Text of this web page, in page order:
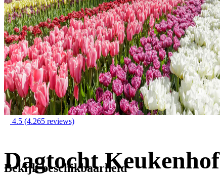
4.5 (4.265 reviews)
Dagtocht Keukenhof
Bekijk beschikbaarheid